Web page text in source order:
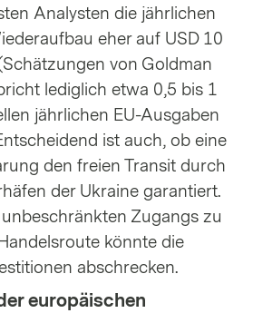
Analysten die jährlichen
eher auf USD 10
von Goldman
lediglich etwa 0,5 bis 1
jährlichen EU-Ausgaben
ist auch, ob eine
den freien Transit durch
der Ukraine garantiert.
unbeschränkten Zugangs zu
könnte die
abschrecken.
europäischen